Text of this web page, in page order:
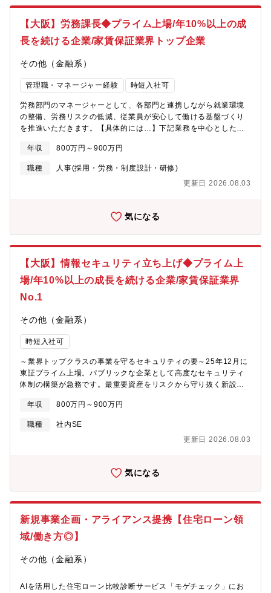
で当月の契約者数がある程度把握できるため、そこで足りない数
字を全員で埋めていきます。■入社後は:人社後3カ月間は同社サー
ビスの知識習得から、先輩上司の営業同行、内勤業務の研修など
を行います。1ケ月に1回上司と面談実施し、仕事の悩みや今後の
ちができるまで全スタッフでサポートします。■賃貸保証サービス
保証人になってくれる人を探すのは一苦労。そこで生まれたのが
が省けるというメリットがあり、また貸す側にとっては、入居率
があがり、家賃の支払いが滞ることがなくなるというメリットが
あります。【東京支店】9名在籍しており、営業は5名（20代半ば
から30代前半）です。他の管理部スタッフで構成されています。
代）
【大阪】労務課長◆プライム上場/年10%以上の成
長を続ける企業/家賃保証業界トップ企業
その他（金融系）
管理職・マネージャー経験 時短入社可
労務部門のマネージャーとして、各部門と連携しながら就業環境
の整備、労務リスクの低減、従業員が安心して働ける基盤づくり
を推進いただきます。【具体的には…】下記業務を中心とした労
統括■ 就業規則・各種規程の整備、改定および運用■ 労基署対応、
法令改正対応を含むコンプライアンス強化■ 安全衛生、休職・復
職、労務相談など個別事案対応■ その他、労務業務全般【採用背
景】上場企業としてさらなる企業成長を目指すフェーズで、ガバ
半・女性）課長★募集ポジション★ 係長1名 主任1名 メンバ
います。
年収 800万円～900万円
職種
人事(採用・労務・制度設計・研修)
更新日 2026.08.03
気になる
【大阪】情報セキュリティ立ち上げ◆プライム上
場/年10%以上の成長を続ける企業/家賃保証業界
No.1
その他（金融系）
時短入社可
～業界トップクラスの事業を守るセキュリティの要～25年12月に
東証プライム上場。パブリックな企業として高度なセキュリティ
体制の構築が急務です。最重要資産をリスクから守り抜く新設チ
ンスチームの立ち上げと運営を牽引していただきます。【具体的
には…】■ISMSやPマーク運用■J-SOX対応のIT統制高度化■脆弱
性管理■CSIRT設計等■アナログな社内プロセスをシステム化・標
準化維持管理に留まらず、成長企業の「守り」をゼロからデザイ
ナンスチーム ※立ち上げ課長（40代半ば）
年収 800万円～900万円
職種
社内SE
更新日 2026.08.03
気になる
新規事業企画・アライアンス提携【住宅ローン領
域/働き方◎】
その他（金融系）
AIを活用した住宅ローン比較診断サービス「モゲチェック」にお